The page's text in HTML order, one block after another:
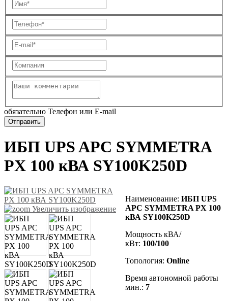
обязательно Телефон или E-mail
ИБП UPS APC SYMMETRA
PX 100 кВА SY100K250D
Увеличить изображение
Наименование: ИБП UPS
APC SYMMETRA PX 100
кВА SY100K250D
Мощность кВА/
кВт: 100/100
Топология: Online
Время автономной работы
мин.: 7